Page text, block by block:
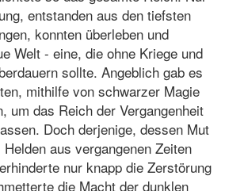
entstanden aus den tiefsten
konnten überleben und
Welt - eine, die ohne Kriege und
sollte. Angeblich gab es
mithilfe von schwarzer Magie
um das Reich der Vergangenheit
Doch derjenige, dessen Mut
aus vergangenen Zeiten
nur knapp die Zerstörung
die Macht der dunklen